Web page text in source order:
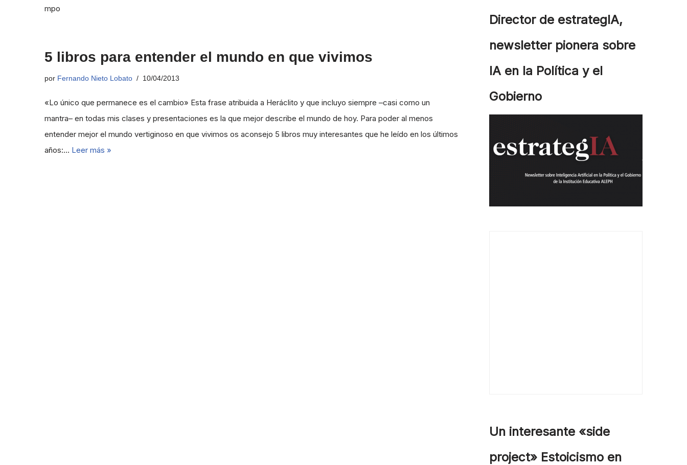
mpo
5 libros para entender el mundo en que vivimos
por Fernando Nieto Lobato 10/04/2013
«Lo único que permanece es el cambio» Esta frase atribuida a Heráclito y que incluyo siempre –casi como un
mantra– en todas mis clases y presentaciones es la que mejor describe el mundo de hoy. Para poder al menos
entender mejor el mundo vertiginoso en que vivimos os aconsejo 5 libros muy interesantes que he leído en los últimos
años:… Leer más »
Director de estrategIA,
newsletter pionera sobre
IA en la Política y el
Gobierno
Un interesante «side
project» Estoicismo en